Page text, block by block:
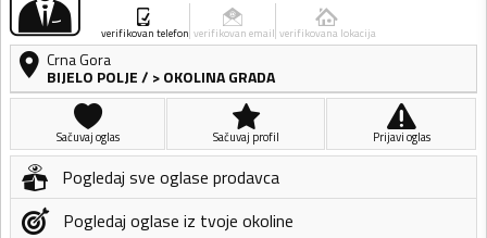
verifikovan telefon verifikovan email verifikovana lokacija
Crna Gora
BIJELO POLJE/ > OKOLINA GRADA
Sačuvaj oglas Sačuvaj profil Prijavi oglas
Pogledaj sve oglase prodavca
Pogledaj oglase iz tvoje okoline